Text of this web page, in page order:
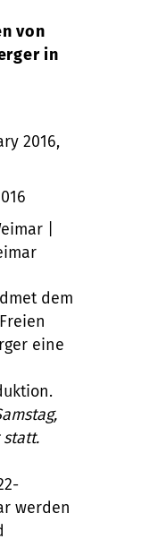
von
in
2016,
|
dem
eine
statt.
werden